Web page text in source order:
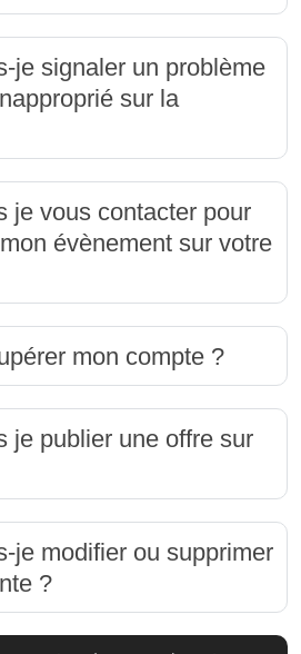
je signaler un problème
sur la
je vous contacter pour
évènement sur votre
mon compte ?
je publier une offre sur
je modifier ou supprimer
?